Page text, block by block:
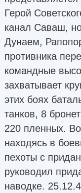
Герой
канал Саваш,
Дунаем,
противника
командные
захватывает
этих боях
танков, 8
220 пленных.
находясь в
пехоты с
руководил
наводке.